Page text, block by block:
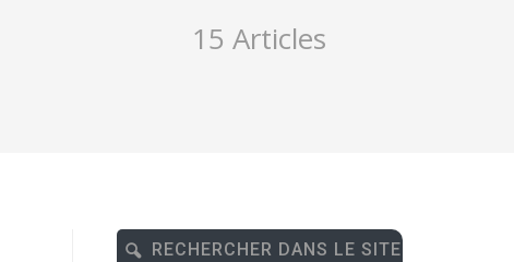
15 Articles
RECHERCHER DANS LE SITE